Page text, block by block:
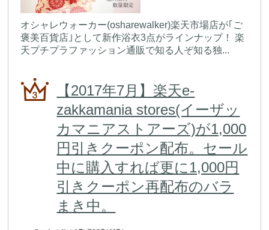
オシャレウォーカー(osharewalker)楽天市場店が｢ご
褒美百貨店｣として新作浴衣3点がラインナップ！ 楽
天プチプラファッション通販で知る人ぞ知る独...
【2017年7月】楽天e-
zakkamania stores(イーザッ
カマニアストアーズ)が1,000
円引きクーポン配布。セール
中に購入すれば更に1,000円
引きクーポン再配布のバラ
まき中。